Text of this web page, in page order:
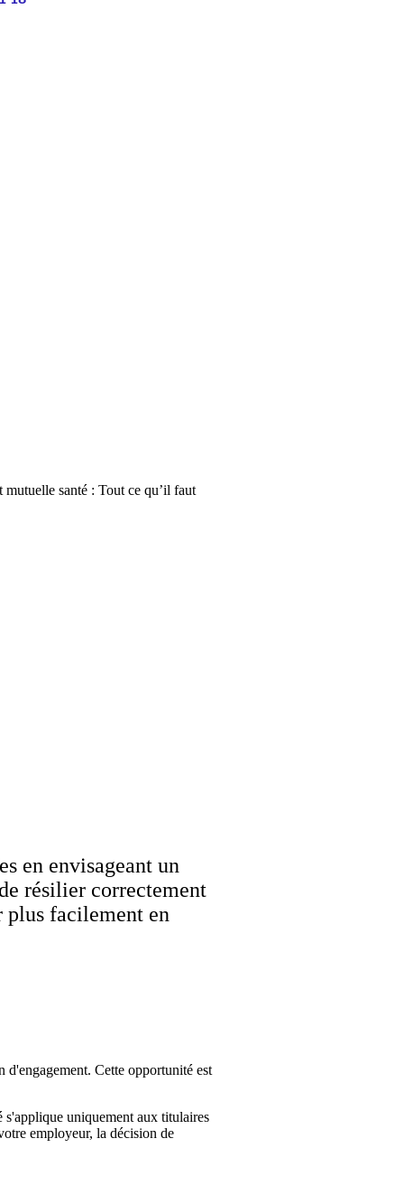
en envisageant un
résilier correctement
plus facilement en
d'engagement. Cette opportunité est
s'applique uniquement aux titulaires
employeur, la décision de